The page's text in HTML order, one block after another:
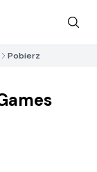
Pobierz